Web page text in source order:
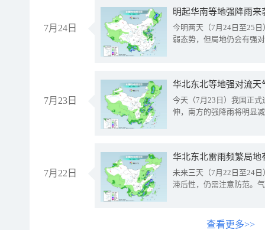
7月24日
明起华南等地强降雨
今明两天（7月24日至25
弱态势，但局地仍会有强
7月23日
华北东北等地强对流天
今天（7月23日）我国正
伸，南方的强降雨将明显
7月22日
华北东北雷雨频繁局地
未来三天（7月22日至24
滞后性，仍需注意防范。
查看更多>>